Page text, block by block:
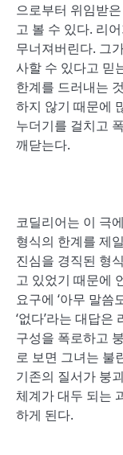
으로부터 위임받
고 볼 수 있다. 리
무너져버린다. 그
사할 수 있다고 믿
한계를 드러내는
하지 않기 때문에
누더기를 걸치고
깨닫는다.
코딜리어는 이 극
형식의 한계를 제
진심을 경직된 형
고 있었기 때문에
요구에 ‘아무 말씀
‘없다’라는 대답
구성을 폭로하고
로 보면 그녀는 불
기존의 질서가 붕
체계가 대두 되는
하게 된다.